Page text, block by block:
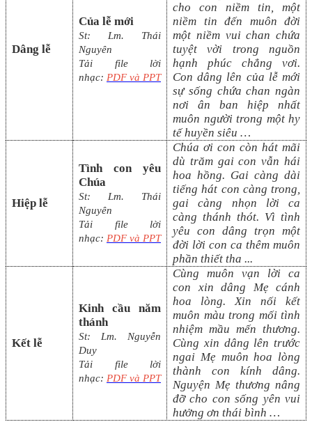
Dâng lễ
Của lễ mới
St: Lm. Thái
Nguyên
Tải file lời
nhạc: PDF và PPT
cho con niềm tin, một
niềm tin đến muôn đời
một niềm vui chan chứa
tuyệt vời trong nguồn
hạnh phúc chẳng vơi.
Con dâng lên của lễ mới
sự sống chứa chan ngàn
nơi ân ban hiệp nhất
muôn người trong một hy
tế huyền siêu …
Hiệp lễ
Tình con yêu
Chúa
St: Lm. Thái
Nguyên
Tải file lời
nhạc: PDF và PPT
Chúa ơi con còn hát mãi
dù trăm gai con vẫn hái
hoa hồng. Gai càng dài
tiếng hát con càng trong,
gai càng nhọn lời ca
càng thánh thót. Vì tình
yêu con dâng trọn một
đời lời con ca thêm muôn
phần thiết tha ...
Kết lễ
Kinh cầu năm
thánh
St: Lm. Nguyễn
Duy
Tải file lời
nhạc: PDF và PPT
Cùng muôn vạn lời ca
con xin dâng Mẹ cánh
hoa lòng. Xin nối kết
muôn màu trong mối tình
nhiệm mầu mến thương.
Cùng xin dâng lên trước
ngai Mẹ muôn hoa lòng
thành con kính dâng.
Nguyện Mẹ thương nâng
đỡ cho con sống yên vui
hưởng ơn thái bình …